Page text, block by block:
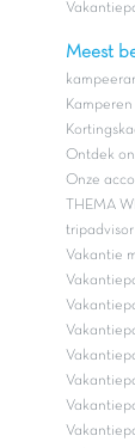
Meest
Ontdek
Onze
THEMA
tripadvisor
Vakantie